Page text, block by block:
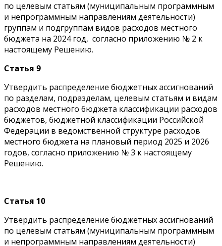
по целевым статьям (муниципальным программным
и непрограммным направлениям деятельности)
группам и подгруппам видов расходов местного
бюджета на 2024 год, согласно приложению № 2 к
настоящему Решению.
Статья 9
Утвердить распределение бюджетных ассигнований
по разделам, подразделам, целевым статьям и видам
расходов местного бюджета классификации расходов
бюджетов, бюджетной классификации Российской
Федерации в ведомственной структуре расходов
местного бюджета на плановый период 2025 и 2026
годов, согласно приложению № 3 к настоящему
Решению.
Статья 10
Утвердить распределение бюджетных ассигнований
по целевым статьям (муниципальным программным
и непрограммным направлениям деятельности)